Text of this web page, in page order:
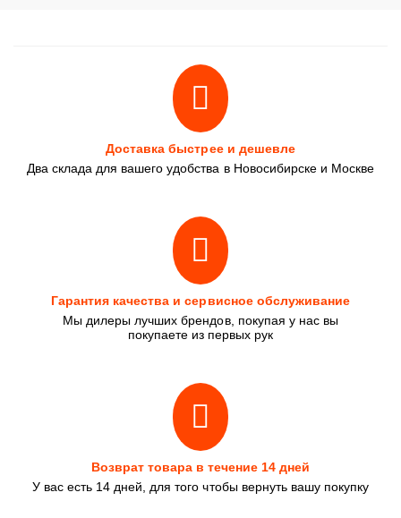
Доставка быстрее и дешевле
Два склада для вашего удобства в Новосибирске и Москве
Гарантия качества и сервисное обслуживание
Мы дилеры лучших брендов, покупая у нас вы
покупаете из первых рук
Возврат товара в течение 14 дней
У вас есть 14 дней, для того чтобы вернуть вашу покупку